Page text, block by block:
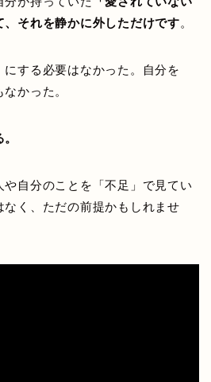
、それを静かに外しただけです。
する必要はなかった。自分を
かった。
自分のことを「不足」で見てい
なく、ただの前提かもしれませ